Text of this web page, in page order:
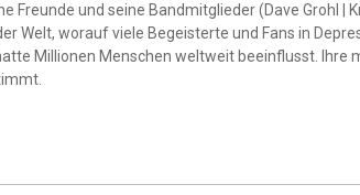
Freunde und seine Bandmitglieder (Dave Grohl |
Welt, worauf viele Begeisterte und Fans in
Millionen Menschen weltweit beeinflusst. Ihre